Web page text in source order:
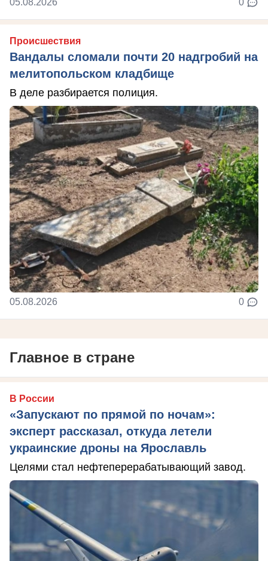
Происшествия
Вандалы сломали почти 20 надгробий на
мелитопольском кладбище
В деле разбирается полиция.
05.08.2026 0
Главное в стране
В России
«Запускают по прямой по ночам»:
эксперт рассказал, откуда летели
украинские дроны на Ярославль
Целями стал нефтеперерабатывающий завод.